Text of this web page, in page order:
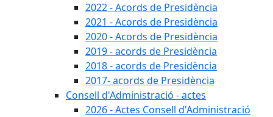
2022 - Acords de Presidència
2021 - Acords de Presidència
2020 - Acords de Presidència
2019 - acords de Presidència
2018 - acords de Presidència
2017- acords de Presidència
Consell d'Administració - actes
2026 - Actes Consell d'Administració